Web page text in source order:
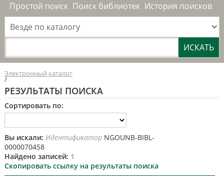
Простой поиск Поиск библиотек История поисков
Везде по каталогу
Электронный каталог
/
РЕЗУЛЬТАТЫ ПОИСКА
Сортировать по:
Вы искали: ИдентификаторNGOUNB-BIBL-
0000070458
Найдено записей: 1
Скопировать ссылку на результаты поиска